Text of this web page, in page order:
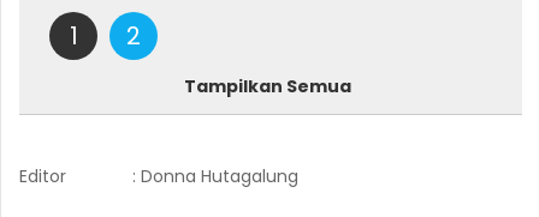
1 2
Tampilkan Semua
Editor : Donna Hutagalung